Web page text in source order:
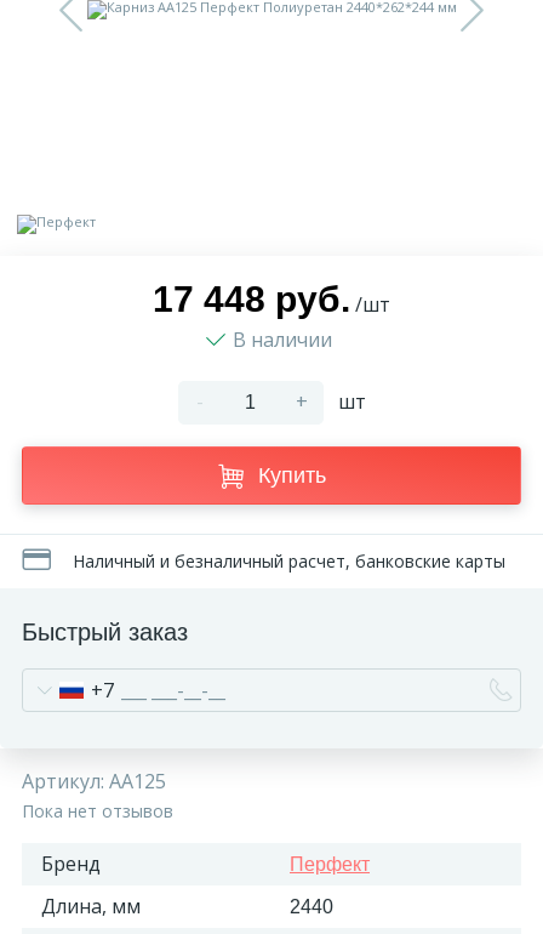
17 448 руб. /шт
В наличии
- + шт
Купить
Наличный и безналичный расчет, банковские карты
Быстрый заказ
+7
Артикул: AA125
Пока нет отзывов
Бренд Перфект
Длина, мм 2440
Доставка
Сотрудничество